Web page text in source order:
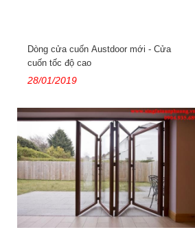
Dòng cửa cuốn Austdoor mới - Cửa
cuốn tốc độ cao
28/01/2019